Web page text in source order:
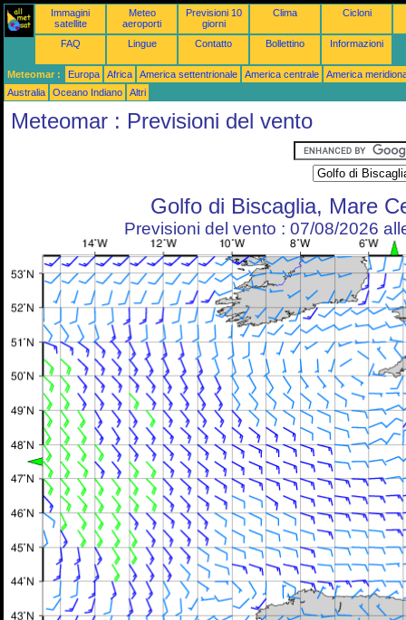
Immagini
satellite
Meteo
aeroporti
Previsioni 10
giorni
Clima Cicloni
FAQ Lingue Contatto Bollettino Informazioni
Meteomar : Europa Africa America settentrionale America centrale
America
Australia
Oceano Indiano Altri
Meteomar : Previsioni del vento
Golfo di Biscaglia, Mare
Previsioni del vento : 07/08/2026